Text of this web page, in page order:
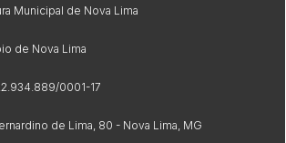
Municipal de Nova Lima
de Nova Lima
0001-17
de Lima, 80 - Nova Lima, MG